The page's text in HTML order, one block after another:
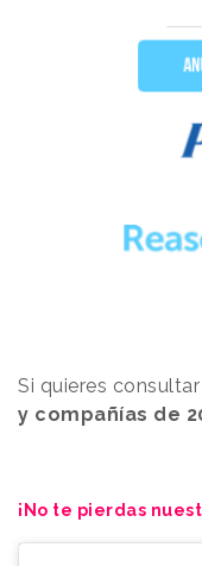
Si quieres
y compañías de
¡No te pierdas